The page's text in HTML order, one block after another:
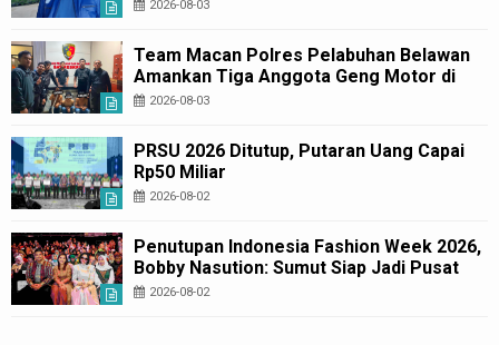
2026-08-03
Team Macan Polres Pelabuhan Belawan
Amankan Tiga Anggota Geng Motor di
Marelan Pasar 9
2026-08-03
PRSU 2026 Ditutup, Putaran Uang Capai
Rp50 Miliar
2026-08-02
Penutupan Indonesia Fashion Week 2026,
Bobby Nasution: Sumut Siap Jadi Pusat
Fashion Indonesia Lewat Wastra
2026-08-02